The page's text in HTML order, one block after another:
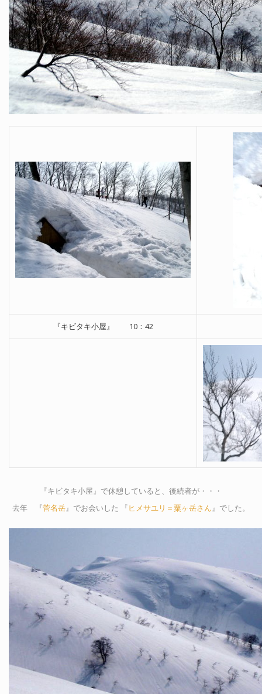
『キビタキ小屋』 10：42
『キビタキ小屋』で休憩していると、後続者が・・・
去年 『菅名岳』でお会いした 『ヒメサユリ＝粟ヶ岳さん』でした。